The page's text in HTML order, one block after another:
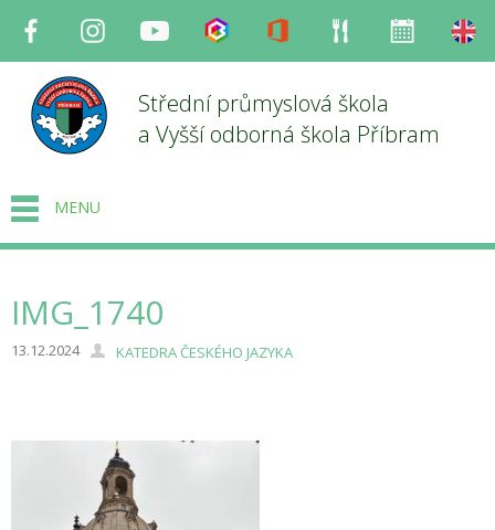
Facebook InstagramYoutube Bakaláři Office Strava
Střední průmyslová škola
a Vyšší odborná škola Příbram
MENU
IMG_1740
13.12.2024 KATEDRA ČESKÉHO JAZYKA